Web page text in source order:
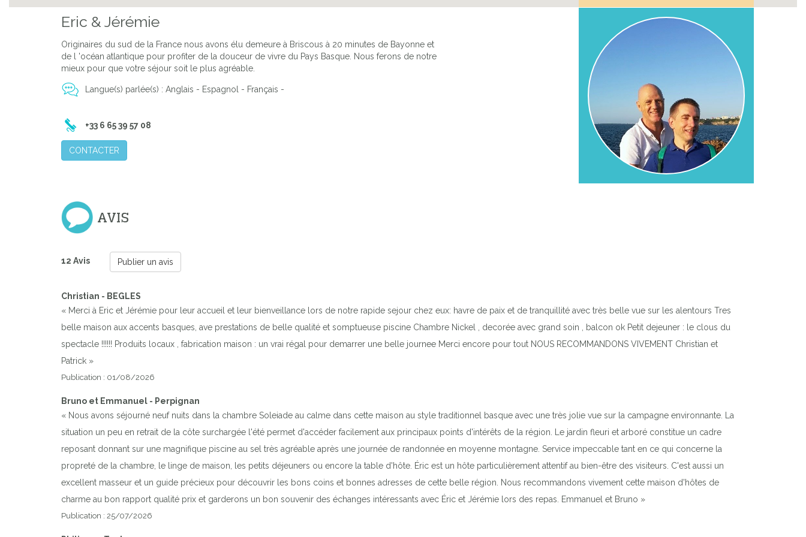
Eric & Jérémie
Originaires du sud de la France nous avons élu demeure à Briscous à 20 minutes de Bayonne et
de l 'océan atlantique pour profiter de la douceur de vivre du Pays Basque. Nous ferons de notre
mieux pour que votre séjour soit le plus agréable.
Langue(s) parlée(s) : Anglais - Espagnol - Français -
+33 6 65 39 57 08
CONTACTER
AVIS
12 Avis Publier un avis
Christian - BEGLES
« Merci à Eric et Jérémie pour leur accueil et leur bienveillance lors de notre rapide sejour chez eux: havre de paix et de tranquillité avec très belle vue sur les alentours Tres
belle maison aux accents basques, ave prestations de belle qualité et somptueuse piscine Chambre Nickel , decorée avec grand soin , balcon ok Petit dejeuner : le clous du
spectacle !!!!!! Produits locaux , fabrication maison : un vrai régal pour demarrer une belle journee Merci encore pour tout NOUS RECOMMANDONS VIVEMENT Christian et
Patrick »
Publication : 01/08/2026
Bruno et Emmanuel - Perpignan
« Nous avons séjourné neuf nuits dans la chambre Soleiade au calme dans cette maison au style traditionnel basque avec une très jolie vue sur la campagne environnante. La
situation un peu en retrait de la côte surchargée l'été permet d'accéder facilement aux principaux points d'intérêts de la région. Le jardin fleuri et arboré constitue un cadre
reposant donnant sur une magnifique piscine au sel très agréable après une journée de randonnée en moyenne montagne. Service impeccable tant en ce qui concerne la
propreté de la chambre, le linge de maison, les petits déjeuners ou encore la table d'hôte. Éric est un hôte particulièrement attentif au bien-être des visiteurs. C'est aussi un
excellent masseur et un guide précieux pour découvrir les bons coins et bonnes adresses de cette belle région. Nous recommandons vivement cette maison d'hôtes de
charme au bon rapport qualité prix et garderons un bon souvenir des échanges intéressants avec Éric et Jérémie lors des repas. Emmanuel et Bruno »
Publication : 25/07/2026